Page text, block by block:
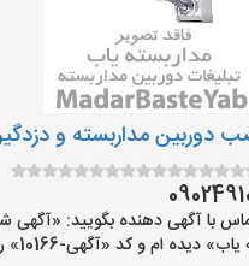
دوربین مداربسته و
با آگهی دهنده بگویید: «آگهی
سایت